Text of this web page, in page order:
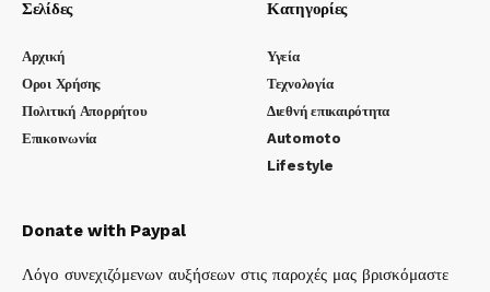
Σελίδες
Αρχική
Οροι Χρήσης
Πολιτική Απορρήτου
Επικοινωνία
Κατηγορίες
Υγεία
Τεχνολογία
Διεθνή επικαιρότητα
Automoto
Lifestyle
Donate with Paypal
Λόγο συνεχιζόμενων αυξήσεων στις παροχές μας βρισκόμαστε